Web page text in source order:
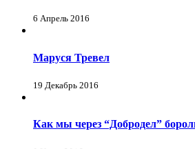
6 Апрель 2016
Маруся Тревел
19 Декабрь 2016
Как мы через “Добродел”